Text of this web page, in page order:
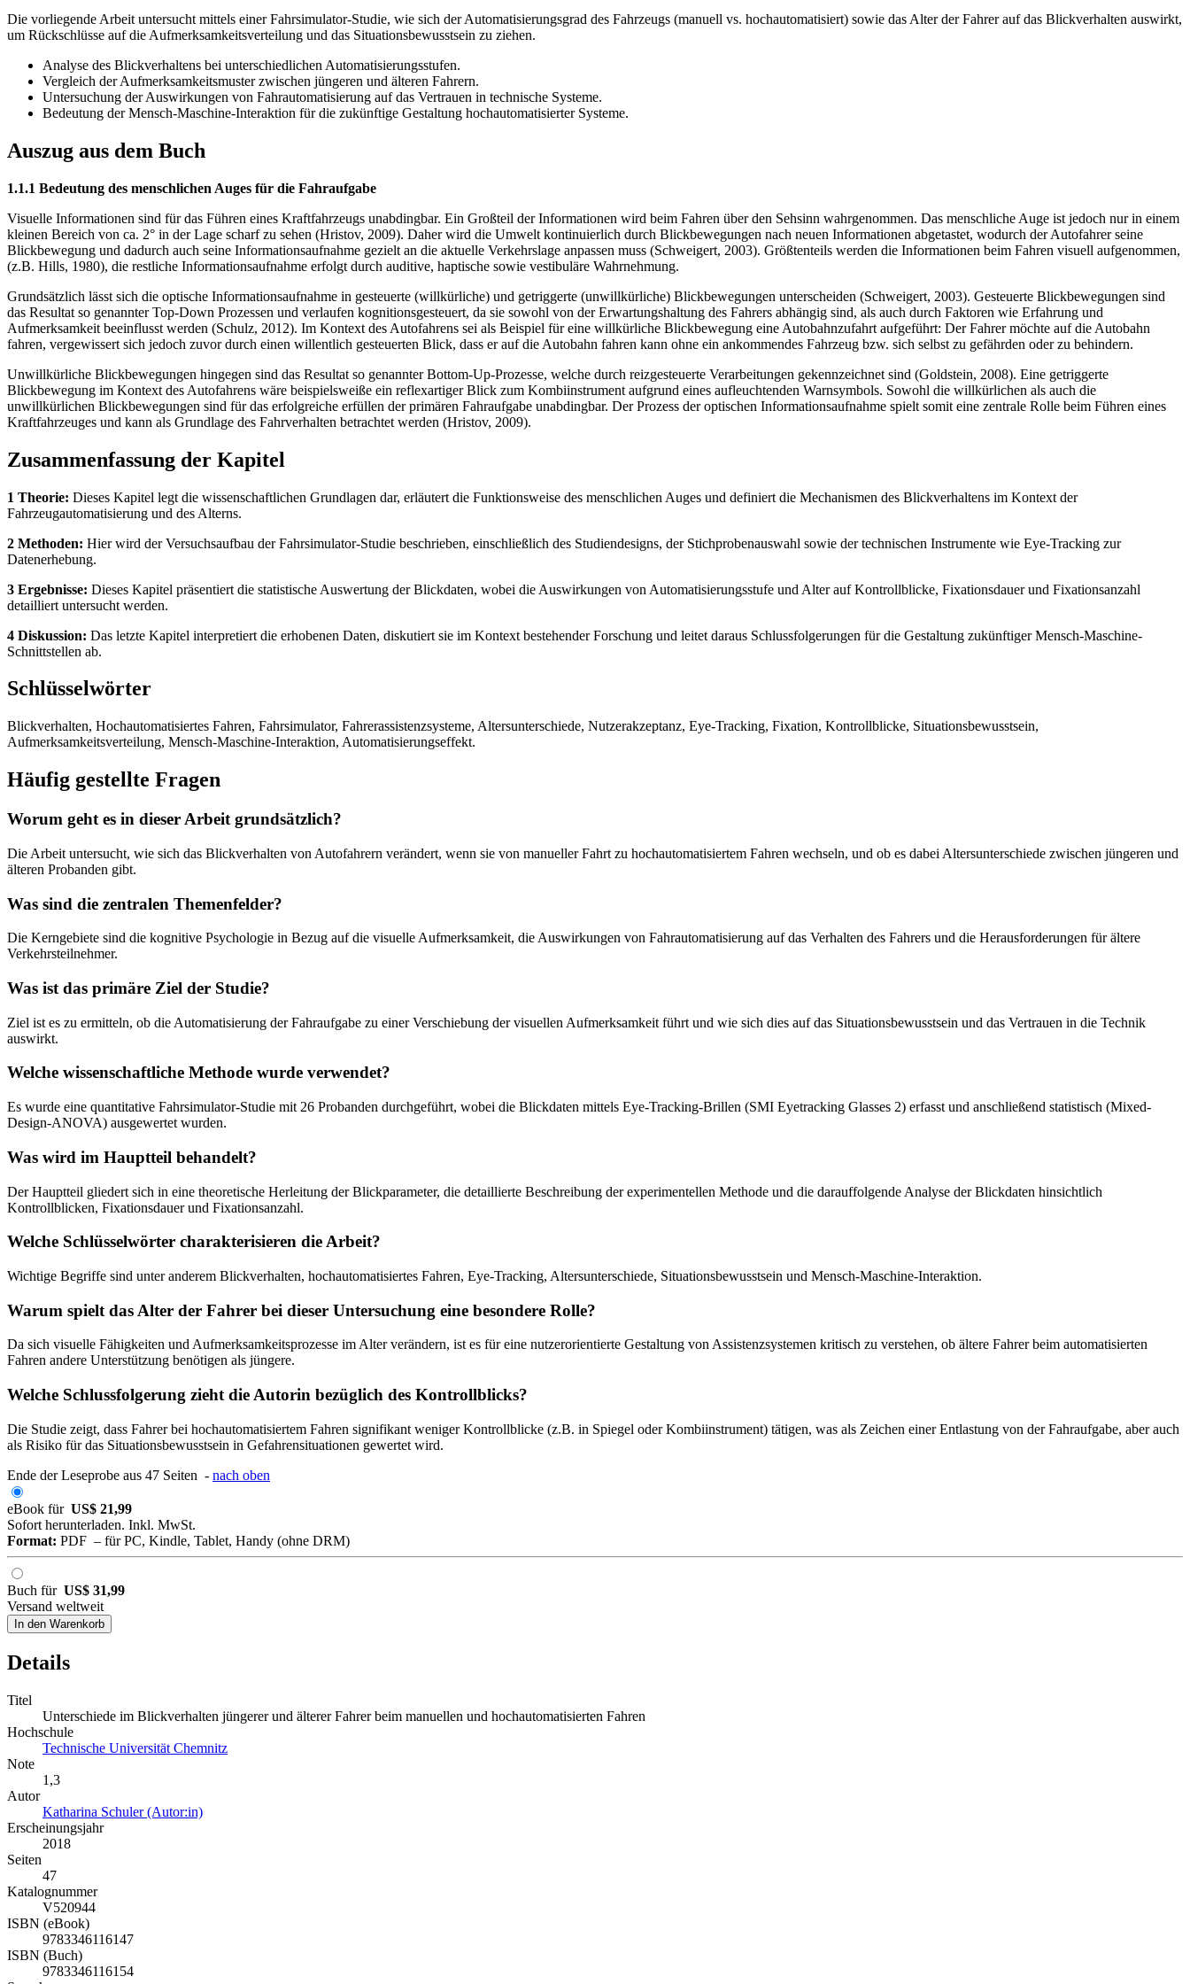
Die vorliegende Arbeit untersucht mittels einer Fahrsimulator-Studie, wie sich der Automatisierungsgrad des Fahrzeugs (manuell vs. hochautomatisiert) sowie das Alter der Fahrer auf das Blickverhalten auswirkt,
um Rückschlüsse auf die Aufmerksamkeitsverteilung und das Situationsbewusstsein zu ziehen.
Analyse des Blickverhaltens bei unterschiedlichen Automatisierungsstufen.
Vergleich der Aufmerksamkeitsmuster zwischen jüngeren und älteren Fahrern.
Untersuchung der Auswirkungen von Fahrautomatisierung auf das Vertrauen in technische Systeme.
Bedeutung der Mensch-Maschine-Interaktion für die zukünftige Gestaltung hochautomatisierter Systeme.
Auszug aus dem Buch
1.1.1 Bedeutung des menschlichen Auges für die Fahraufgabe
Visuelle Informationen sind für das Führen eines Kraftfahrzeugs unabdingbar. Ein Großteil der Informationen wird beim Fahren über den Sehsinn wahrgenommen. Das menschliche Auge ist jedoch nur in einem
kleinen Bereich von ca. 2° in der Lage scharf zu sehen (Hristov, 2009). Daher wird die Umwelt kontinuierlich durch Blickbewegungen nach neuen Informationen abgetastet, wodurch der Autofahrer seine
Blickbewegung und dadurch auch seine Informationsaufnahme gezielt an die aktuelle Verkehrslage anpassen muss (Schweigert, 2003). Größtenteils werden die Informationen beim Fahren visuell aufgenommen,
(z.B. Hills, 1980), die restliche Informationsaufnahme erfolgt durch auditive, haptische sowie vestibuläre Wahrnehmung.
Grundsätzlich lässt sich die optische Informationsaufnahme in gesteuerte (willkürliche) und getriggerte (unwillkürliche) Blickbewegungen unterscheiden (Schweigert, 2003). Gesteuerte Blickbewegungen sind
das Resultat so genannter Top-Down Prozessen und verlaufen kognitionsgesteuert, da sie sowohl von der Erwartungshaltung des Fahrers abhängig sind, als auch durch Faktoren wie Erfahrung und
Aufmerksamkeit beeinflusst werden (Schulz, 2012). Im Kontext des Autofahrens sei als Beispiel für eine willkürliche Blickbewegung eine Autobahnzufahrt aufgeführt: Der Fahrer möchte auf die Autobahn
fahren, vergewissert sich jedoch zuvor durch einen willentlich gesteuerten Blick, dass er auf die Autobahn fahren kann ohne ein ankommendes Fahrzeug bzw. sich selbst zu gefährden oder zu behindern.
Unwillkürliche Blickbewegungen hingegen sind das Resultat so genannter Bottom-Up-Prozesse, welche durch reizgesteuerte Verarbeitungen gekennzeichnet sind (Goldstein, 2008). Eine getriggerte
Blickbewegung im Kontext des Autofahrens wäre beispielsweiße ein reflexartiger Blick zum Kombiinstrument aufgrund eines aufleuchtenden Warnsymbols. Sowohl die willkürlichen als auch die
unwillkürlichen Blickbewegungen sind für das erfolgreiche erfüllen der primären Fahraufgabe unabdingbar. Der Prozess der optischen Informationsaufnahme spielt somit eine zentrale Rolle beim Führen eines
Kraftfahrzeuges und kann als Grundlage des Fahrverhalten betrachtet werden (Hristov, 2009).
Zusammenfassung der Kapitel
1 Theorie: Dieses Kapitel legt die wissenschaftlichen Grundlagen dar, erläutert die Funktionsweise des menschlichen Auges und definiert die Mechanismen des Blickverhaltens im Kontext der
Fahrzeugautomatisierung und des Alterns.
2 Methoden: Hier wird der Versuchsaufbau der Fahrsimulator-Studie beschrieben, einschließlich des Studiendesigns, der Stichprobenauswahl sowie der technischen Instrumente wie Eye-Tracking zur
Datenerhebung.
3 Ergebnisse: Dieses Kapitel präsentiert die statistische Auswertung der Blickdaten, wobei die Auswirkungen von Automatisierungsstufe und Alter auf Kontrollblicke, Fixationsdauer und Fixationsanzahl
detailliert untersucht werden.
4 Diskussion: Das letzte Kapitel interpretiert die erhobenen Daten, diskutiert sie im Kontext bestehender Forschung und leitet daraus Schlussfolgerungen für die Gestaltung zukünftiger Mensch-Maschine-
Schnittstellen ab.
Schlüsselwörter
Blickverhalten, Hochautomatisiertes Fahren, Fahrsimulator, Fahrerassistenzsysteme, Altersunterschiede, Nutzerakzeptanz, Eye-Tracking, Fixation, Kontrollblicke, Situationsbewusstsein,
Aufmerksamkeitsverteilung, Mensch-Maschine-Interaktion, Automatisierungseffekt.
Häufig gestellte Fragen
Worum geht es in dieser Arbeit grundsätzlich?
Die Arbeit untersucht, wie sich das Blickverhalten von Autofahrern verändert, wenn sie von manueller Fahrt zu hochautomatisiertem Fahren wechseln, und ob es dabei Altersunterschiede zwischen jüngeren und
älteren Probanden gibt.
Was sind die zentralen Themenfelder?
Die Kerngebiete sind die kognitive Psychologie in Bezug auf die visuelle Aufmerksamkeit, die Auswirkungen von Fahrautomatisierung auf das Verhalten des Fahrers und die Herausforderungen für ältere
Verkehrsteilnehmer.
Was ist das primäre Ziel der Studie?
Ziel ist es zu ermitteln, ob die Automatisierung der Fahraufgabe zu einer Verschiebung der visuellen Aufmerksamkeit führt und wie sich dies auf das Situationsbewusstsein und das Vertrauen in die Technik
auswirkt.
Welche wissenschaftliche Methode wurde verwendet?
Es wurde eine quantitative Fahrsimulator-Studie mit 26 Probanden durchgeführt, wobei die Blickdaten mittels Eye-Tracking-Brillen (SMI Eyetracking Glasses 2) erfasst und anschließend statistisch (Mixed-
Design-ANOVA) ausgewertet wurden.
Was wird im Hauptteil behandelt?
Der Hauptteil gliedert sich in eine theoretische Herleitung der Blickparameter, die detaillierte Beschreibung der experimentellen Methode und die darauffolgende Analyse der Blickdaten hinsichtlich
Kontrollblicken, Fixationsdauer und Fixationsanzahl.
Welche Schlüsselwörter charakterisieren die Arbeit?
Wichtige Begriffe sind unter anderem Blickverhalten, hochautomatisiertes Fahren, Eye-Tracking, Altersunterschiede, Situationsbewusstsein und Mensch-Maschine-Interaktion.
Warum spielt das Alter der Fahrer bei dieser Untersuchung eine besondere Rolle?
Da sich visuelle Fähigkeiten und Aufmerksamkeitsprozesse im Alter verändern, ist es für eine nutzerorientierte Gestaltung von Assistenzsystemen kritisch zu verstehen, ob ältere Fahrer beim automatisierten
Fahren andere Unterstützung benötigen als jüngere.
Welche Schlussfolgerung zieht die Autorin bezüglich des Kontrollblicks?
Die Studie zeigt, dass Fahrer bei hochautomatisiertem Fahren signifikant weniger Kontrollblicke (z.B. in Spiegel oder Kombiinstrument) tätigen, was als Zeichen einer Entlastung von der Fahraufgabe, aber auch
als Risiko für das Situationsbewusstsein in Gefahrensituationen gewertet wird.
Ende der Leseprobe aus 47 Seiten - nach oben
eBook für US$ 21,99
Sofort herunterladen. Inkl. MwSt.
Format: PDF – für PC, Kindle, Tablet, Handy (ohne DRM)
Buch für US$ 31,99
Versand weltweit
In den Warenkorb
Details
Titel
Unterschiede im Blickverhalten jüngerer und älterer Fahrer beim manuellen und hochautomatisierten Fahren
Hochschule
Technische Universität Chemnitz
Note
1,3
Autor
Katharina Schuler (Autor:in)
Erscheinungsjahr
2018
Seiten
47
Katalognummer
V520944
ISBN (eBook)
9783346116147
ISBN (Buch)
9783346116154